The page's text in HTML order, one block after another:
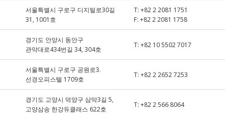
서울특별시 구로구 디지털로30길
31, 1001호
T:+82 2 2081 1751
F:+82 2 2081 1758
경기도 안양시 동안구
관악대로434번길 34, 304호
T:+82 10 5502 7017
서울특별시 구로구 공원로3.
선경오피스텔 1709호
T:+82 2 2652 7253
경기도 고양시 덕양구 삼막3길 5,
고양삼송 한강듀클래스 622호
T:+82 2 566 8064